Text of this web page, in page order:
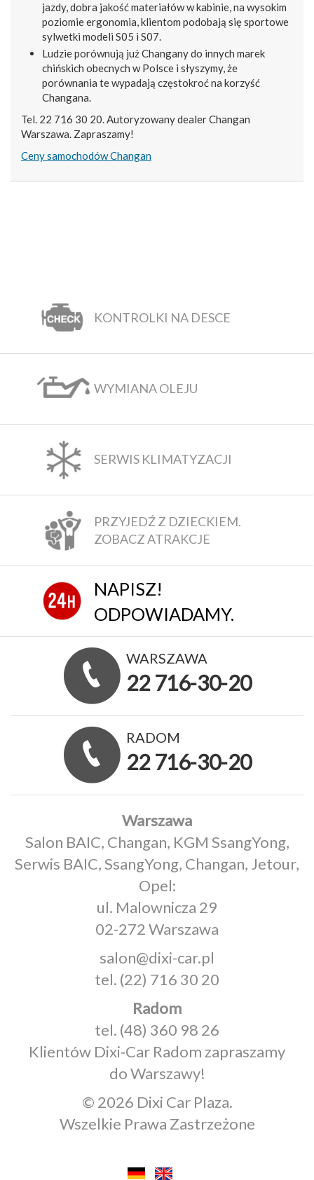
jazdy, dobra jakość materiałów w kabinie, na wysokim
poziomie ergonomia, klientom podobają się sportowe
sylwetki modeli S05 i S07.
Ludzie porównują już Changany do innych marek
chińskich obecnych w Polsce i słyszymy, że
porównania te wypadają częstokroć na korzyść
Changana.
Tel. 22 716 30 20. Autoryzowany dealer Changan
Warszawa. Zapraszamy!
Ceny samochodów Changan
KONTROLKI NA DESCE
WYMIANA OLEJU
SERWIS KLIMATYZACJI
PRZYJEDŹ Z DZIECKIEM.
ZOBACZ ATRAKCJE
NAPISZ!
ODPOWIADAMY.
WARSZAWA
22 716-30-20
RADOM
22 716-30-20
Warszawa
Salon BAIC, Changan, KGM SsangYong,
Serwis BAIC, SsangYong, Changan, Jetour,
Opel:
ul. Malownicza 29
02-272 Warszawa
salon@dixi-car.pl
tel. (22) 716 30 20
Radom
tel. (48) 360 98 26
Klientów Dixi‑Car Radom zapraszamy
do Warszawy!
© 2026 Dixi Car Plaza.
Wszelkie Prawa Zastrzeżone